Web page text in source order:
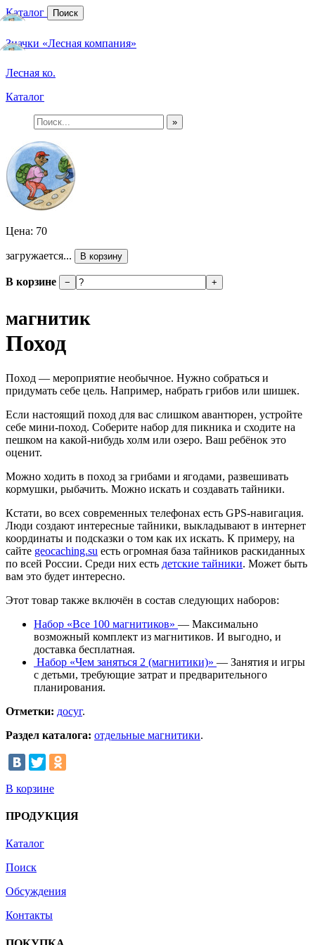
Каталог Поиск
Значки «Лесная компания»
Лесная ко.
Каталог
»
Цена: 70
загружается... В корзину
В корзине − +
магнитик
Поход
Поход — мероприятие необычное. Нужно собраться и
придумать себе цель. Например, набрать грибов или шишек.
Если настоящий поход для вас слишком авантюрен, устройте
себе мини-поход. Соберите набор для пикника и сходите на
пешком на какой-нибудь холм или озеро. Ваш ребёнок это
оценит.
Можно ходить в поход за грибами и ягодами, развешивать
кормушки, рыбачить. Можно искать и создавать тайники.
Кстати, во всех современных телефонах есть GPS-навигация.
Люди создают интересные тайники, выкладывают в интернет
координаты и подсказки о том как их искать. К примеру, на
сайте geocaching.su есть огромная база тайников раскиданных
по всей России. Среди них есть детские тайники. Может быть
вам это будет интересно.
Этот товар также включён в состав следующих наборов:
Набор «Все 100 магнитиков» — Максимально
возможный комплект из магнитиков. И выгодно, и
доставка бесплатная.
Набор «Чем заняться 2 (магнитики)» — Занятия и игры
с детьми, требующие затрат и предварительного
планирования.
Отметки: досуг.
Раздел каталога: отдельные магнитики.
В корзине
ПРОДУКЦИЯ
Каталог
Поиск
Обсуждения
Контакты